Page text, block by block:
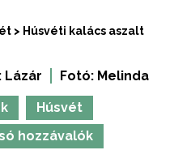
> Húsvéti kalács aszalt
Lázár Fotó: Melinda
Húsvét
hozzávalók